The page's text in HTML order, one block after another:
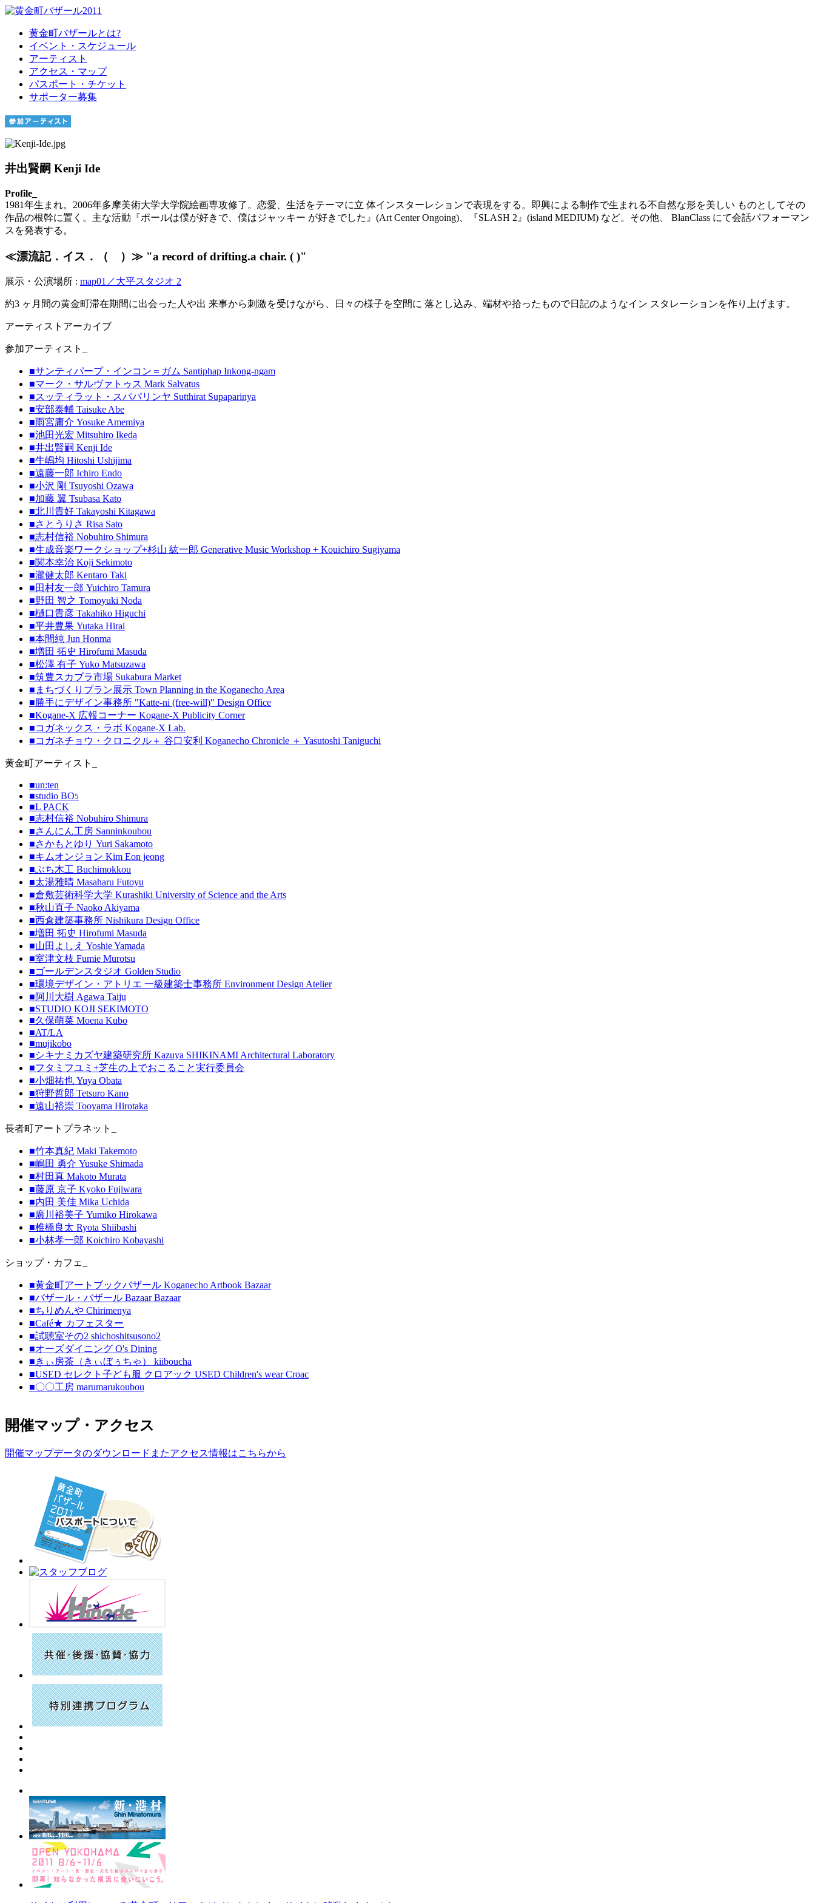
黄金町バザールとは?
イベント・スケジュール
アーティスト
アクセス・マップ
パスポート・チケット
サポーター募集
井出賢嗣 Kenji Ide
Profile_
1981年生まれ。2006年多摩美術大学大学院絵画専攻修了。恋愛、生活をテーマに立 体インスターレションで表現をする。即興による制作で生まれる不自然な形を美しい ものとしてその
作品の根幹に置く。主な活動『ポールは僕が好きで、僕はジャッキー が好きでした』(Art Center Ongoing)、『SLASH 2』(island MEDIUM) など。その他、 BlanClass にて会話パフォーマン
スを発表する。
≪漂流記．イス．（ ）≫ "a record of drifting.a chair. ( )"
展示・公演場所 : map01／大平スタジオ 2
約3 ヶ月間の黄金町滞在期間に出会った人や出 来事から刺激を受けながら、日々の様子を空間に 落とし込み、端材や拾ったもので日記のようなイン スタレーションを作り上げます。
アーティストアーカイブ
参加アーティスト_
■サンティパープ・インコン＝ガム Santiphap Inkong-ngam
■マーク・サルヴァトゥス Mark Salvatus
■スッティラット・スパパリンヤ Sutthirat Supaparinya
■安部泰輔 Taisuke Abe
■雨宮庸介 Yosuke Amemiya
■池田光宏 Mitsuhiro Ikeda
■井出賢嗣 Kenji Ide
■牛嶋均 Hitoshi Ushijima
■遠藤一郎 Ichiro Endo
■小沢 剛 Tsuyoshi Ozawa
■加藤 翼 Tsubasa Kato
■北川貴好 Takayoshi Kitagawa
■さとうりさ Risa Sato
■志村信裕 Nobuhiro Shimura
■生成音楽ワークショップ+杉山 紘一郎 Generative Music Workshop + Kouichiro Sugiyama
■関本幸治 Koji Sekimoto
■瀧健太郎 Kentaro Taki
■田村友一郎 Yuichiro Tamura
■野田 智之 Tomoyuki Noda
■樋口貴彦 Takahiko Higuchi
■平井豊果 Yutaka Hirai
■本間純 Jun Honma
■増田 拓史 Hirofumi Masuda
■松澤 有子 Yuko Matsuzawa
■筑豊スカブラ市場 Sukabura Market
■まちづくりプラン展示 Town Planning in the Koganecho Area
■勝手にデザイン事務所 "Katte-ni (free-will)" Design Office
■Kogane-X 広報コーナー Kogane-X Publicity Corner
■コガネックス・ラボ Kogane-X Lab.
■コガネチョウ・クロニクル＋ 谷口安利 Koganecho Chronicle ＋ Yasutoshi Taniguchi
黄金町アーティスト_
■un:ten
■studio BO5
■L PACK
■志村信裕 Nobuhiro Shimura
■さんにん工房 Sanninkoubou
■さかもとゆり Yuri Sakamoto
■キムオンジョン Kim Eon jeong
■ぶち木工 Buchimokkou
■太湯雅晴 Masaharu Futoyu
■倉敷芸術科学大学 Kurashiki University of Science and the Arts
■秋山直子 Naoko Akiyama
■西倉建築事務所 Nishikura Design Office
■増田 拓史 Hirofumi Masuda
■山田よしえ Yoshie Yamada
■室津文枝 Fumie Murotsu
■ゴールデンスタジオ Golden Studio
■環境デザイン・アトリエ 一級建築士事務所 Environment Design Atelier
■阿川大樹 Agawa Taiju
■STUDIO KOJI SEKIMOTO
■久保萌菜 Moena Kubo
■AT/LA
■mujikobo
■シキナミカズヤ建築研究所 Kazuya SHIKINAMI Architectural Laboratory
■フタミフユミ+芝生の上でおこること実行委員会
■小畑祐也 Yuya Obata
■狩野哲郎 Tetsuro Kano
■遠山裕崇 Tooyama Hirotaka
長者町アートプラネット_
■竹本真紀 Maki Takemoto
■嶋田 勇介 Yusuke Shimada
■村田真 Makoto Murata
■藤原 京子 Kyoko Fujiwara
■内田 美佳 Mika Uchida
■廣川裕美子 Yumiko Hirokawa
■椎橋良太 Ryota Shiibashi
■小林孝一郎 Koichiro Kobayashi
ショップ・カフェ_
■黄金町アートブックバザール Koganecho Artbook Bazaar
■バザール・バザール Bazaar Bazaar
■ちりめんや Chirimenya
■Café★ カフェスター
■試聴室その2 shichoshitsusono2
■オーズダイニング O's Dining
■きぃ房茶（きぃぼぅちゃ） kiiboucha
■USED セレクト子ども服 クロアック USED Children's wear Croac
■〇〇工房 marumarukoubou
開催マップ・アクセス
開催マップデータのダウンロードまたアクセス情報はこちらから